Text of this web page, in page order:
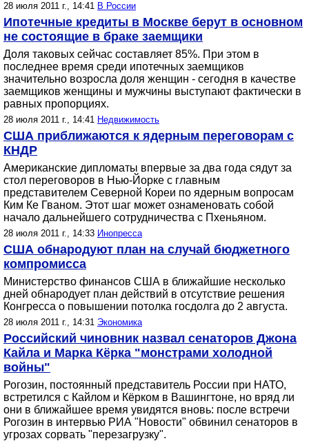
28 июля 2011 г., 14:41 В России
Ипотечные кредиты в Москве берут в основном
не состоящие в браке заемщики
Доля таковых сейчас составляет 85%. При этом в
последнее время среди ипотечных заемщиков
значительно возросла доля женщин - сегодня в качестве
заемщиков женщины и мужчины выступают фактически в
равных пропорциях.
28 июля 2011 г., 14:41 Недвижимость
США приближаются к ядерным переговорам с
КНДР
Американские дипломаты впервые за два года сядут за
стол переговоров в Нью-Йорке с главным
представителем Северной Кореи по ядерным вопросам
Ким Ке Гваном. Этот шаг может ознаменовать собой
начало дальнейшего сотрудничества с Пхеньяном.
28 июля 2011 г., 14:33 Инопресса
США обнародуют план на случай бюджетного
компромисса
Министерство финансов США в ближайшие несколько
дней обнародует план действий в отсутствие решения
Конгресса о повышении потолка госдолга до 2 августа.
28 июля 2011 г., 14:31 Экономика
Российский чиновник назвал сенаторов Джона
Кайла и Марка Кёрка "монстрами холодной
войны"
Рогозин, постоянный представитель России при НАТО,
встретился с Кайлом и Кёрком в Вашингтоне, но вряд ли
они в ближайшее время увидятся вновь: после встречи
Рогозин в интервью РИА "Новости" обвинил сенаторов в
угрозах сорвать "перезагрузку".